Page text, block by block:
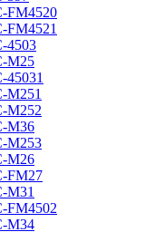
FM4520
FM4521
4503
M25
45031
M251
M252
M36
M253
M26
FM27
M31
FM4502
M34